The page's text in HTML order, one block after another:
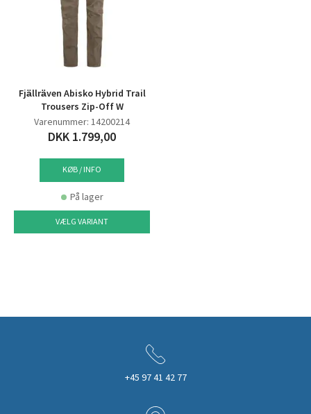
Fjällräven Abisko Hybrid Trail
Trousers Zip-Off W
Varenummer: 14200214
DKK 1.799,00
KØB / INFO
På lager
VÆLG VARIANT
+45 97 41 42 77